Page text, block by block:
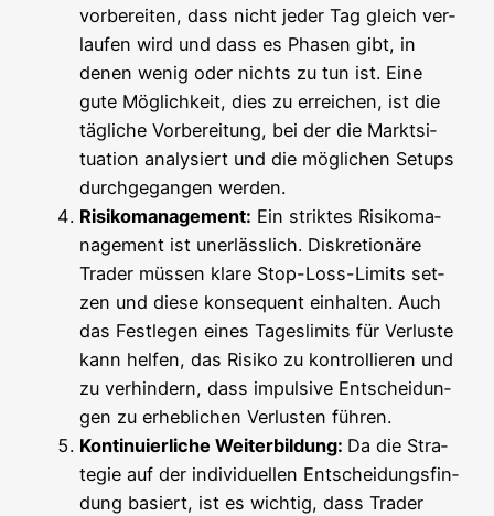
vor­be­rei­ten, dass nicht jeder Tag gleich ver­
lau­fen wird und dass es Pha­sen gibt, in
denen wenig oder nichts zu tun ist. Eine
gute Mög­lich­keit, dies zu errei­chen, ist die
täg­li­che Vor­be­rei­tung, bei der die Markt­si­
tua­ti­on ana­ly­siert und die mög­li­chen Set­ups
durch­ge­gan­gen werden.
Risi­ko­ma­nage­ment: Ein strik­tes Risi­ko­ma­
nage­ment ist uner­läss­lich. Dis­kre­tio­nä­re
Trader müs­sen kla­re Stop-Loss-Limits set­
zen und die­se kon­se­quent ein­hal­ten. Auch
das Fest­le­gen eines Tages­li­mits für Ver­lus­te
kann hel­fen, das Risi­ko zu kon­trol­lie­ren und
zu ver­hin­dern, dass impul­si­ve Ent­schei­dun­
gen zu erheb­li­chen Ver­lus­ten führen.
Kon­ti­nu­ier­li­che Wei­ter­bil­dung: Da die Stra­
te­gie auf der indi­vi­du­el­len Ent­schei­dungs­fin­
dung basiert, ist es wich­tig, dass Trader